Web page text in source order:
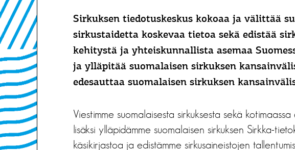
Sirkuksen tiedotuskeskus kokoaa ja välittää
sirkustaidetta koskevaa tietoa sekä edistää
kehitystä ja yhteiskunnallista asemaa
ja ylläpitää suomalaisen sirkuksen
edesauttaa suomalaisen sirkuksen
Viestimme suomalaisesta sirkuksesta sekä
lisäksi ylläpidämme suomalaisen sirkuksen Sirkka-
käsikirjastoa ja edistämme sirkusaineistojen